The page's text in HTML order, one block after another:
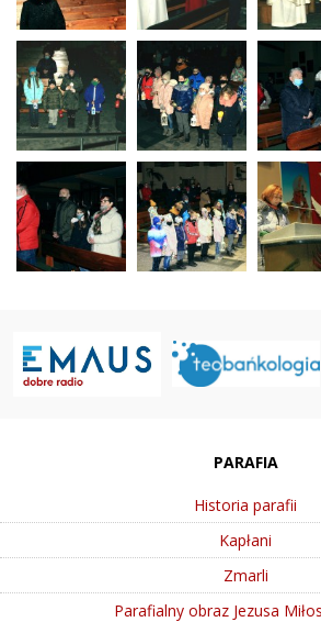
PARAFIA
Historia parafii
Kapłani
Zmarli
Parafialny obraz Jezusa